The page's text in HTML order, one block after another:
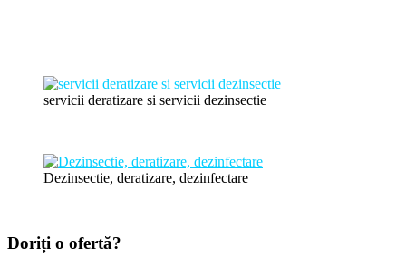
servicii deratizare si servicii dezinsectie
Dezinsectie, deratizare, dezinfectare
Doriți o ofertă?